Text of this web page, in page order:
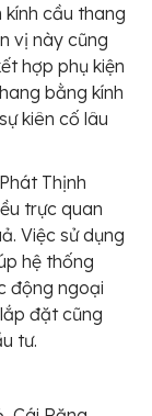
cầu thang
vị này cũng
hợp phụ kiện
bằng kính
kiên cố lâu
Thịnh
trực quan
Việc sử dụng
hệ thống
động ngoại
đặt cũng
tư.